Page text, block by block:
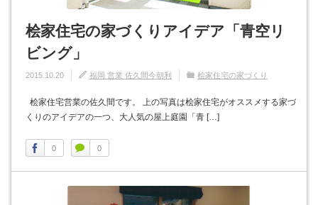
桧家住宅の家づくりアイデア「青空リ
ビング」
2015.10.20 福岡 営業 佐久間今朝利 桧家住宅の家づくり
桧家住宅営業の佐久間です。 上の写真は桧家住宅がオススメする家づ
くりのアイデアの一つ、大人気の屋上庭園「青 […]
0 0